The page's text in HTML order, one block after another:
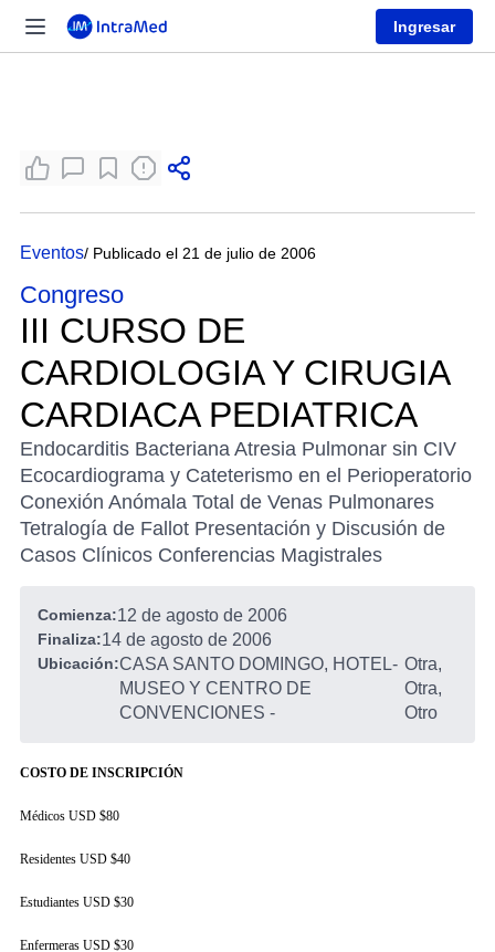
Ingresar
Eventos/ Publicado el 21 de julio de 2006
Congreso
III CURSO DE
CARDIOLOGIA Y CIRUGIA
CARDIACA PEDIATRICA
Endocarditis Bacteriana Atresia Pulmonar sin CIV
Ecocardiograma y Cateterismo en el Perioperatorio
Conexión Anómala Total de Venas Pulmonares
Tetralogía de Fallot Presentación y Discusión de
Casos Clínicos Conferencias Magistrales
Comienza:12 de agosto de 2006
Finaliza:14 de agosto de 2006
Ubicación:CASA SANTO DOMINGO, HOTEL-
MUSEO Y CENTRO DE
CONVENCIONES -
Otra,
Otra,
Otro
COSTO DE INSCRIPCIÓN
Médicos USD $80
Residentes USD $40
Estudiantes USD $30
Enfermeras USD $30